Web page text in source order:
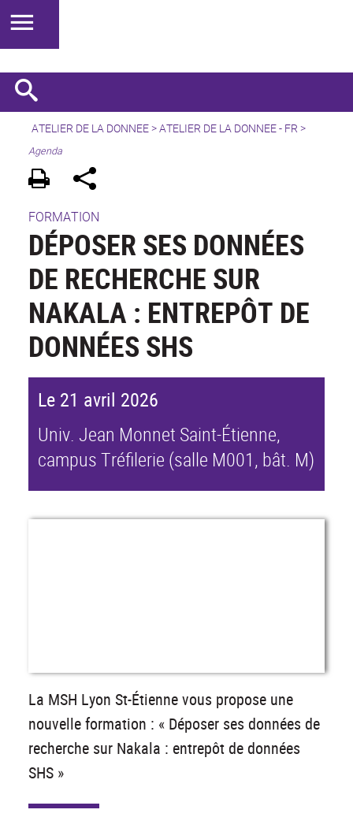
ATELIER DE LA DONNEE>ATELIER DE LA DONNEE - FR >
Agenda
FORMATION
DÉPOSER SES DONNÉES
DE RECHERCHE SUR
NAKALA : ENTREPÔT DE
DONNÉES SHS
Le 21 avril 2026
Univ. Jean Monnet Saint-Étienne,
campus Tréfilerie (salle M001, bât. M)
La MSH Lyon St-Étienne vous propose une
nouvelle formation : « Déposer ses données de
recherche sur Nakala : entrepôt de données
SHS »